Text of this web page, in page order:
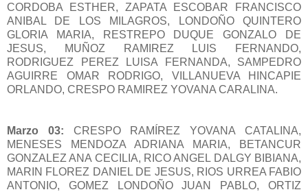
CORDOBA ESTHER, ZAPATA ESCOBAR FRANCISCO
ANIBAL DE LOS MILAGROS, LONDOÑO QUINTERO
GLORIA MARIA, RESTREPO DUQUE GONZALO DE
JESUS, MUÑOZ RAMIREZ LUIS FERNANDO,
RODRIGUEZ PEREZ LUISA FERNANDA, SAMPEDRO
AGUIRRE OMAR RODRIGO, VILLANUEVA HINCAPIE
ORLANDO, CRESPO RAMIREZ YOVANA CARALINA.
Marzo 03: CRESPO RAMÍREZ YOVANA CATALINA,
MENESES MENDOZA ADRIANA MARIA, BETANCUR
GONZALEZ ANA CECILIA, RICO ANGEL DALGY BIBIANA,
MARIN FLOREZ DANIEL DE JESUS, RIOS URREA FABIO
ANTONIO, GOMEZ LONDOÑO JUAN PABLO, ORTIZ